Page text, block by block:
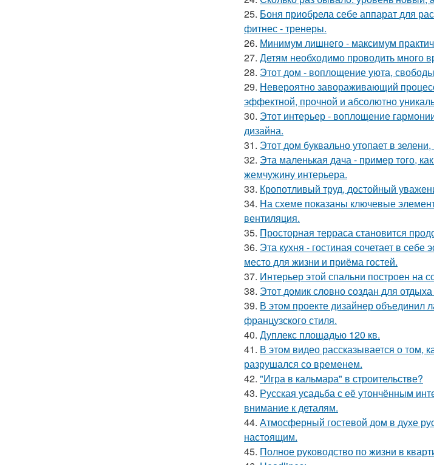
25. Боня приобрела себе аппарат для
фитнес - тренеры.
26. Минимум лишнего - максимум
27. Детям необходимо проводить много
28. Этот дом - воплощение уюта,
29. Невероятно завораживающий
эффектной, прочной и абсолютно
30. Этот интерьер - воплощение
дизайна.
31. Этот дом буквально утопает в
32. Эта маленькая дача - пример того,
жемчужину интерьера.
33. Кропотливый труд, достойный
34. На схеме показаны ключевые
вентиляция.
35. Просторная терраса становится
36. Эта кухня - гостиная сочетает в
место для жизни и приёма гостей.
37. Интерьер этой спальни построен на
38. Этот домик словно создан для отдыха
39. В этом проекте дизайнер объединил
французского стиля.
40. Дуплекс площадью 120 кв.
41. В этом видео рассказывается о том,
разрушался со временем.
42. "Игра в кальмара" в строительстве?
43. Русская усадьба с её утончённым
внимание к деталям.
44. Атмосферный гостевой дом в духе
настоящим.
45. Полное руководство по жизни в